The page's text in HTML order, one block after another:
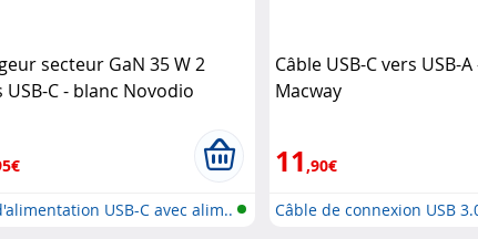
secteur GaN 35 W 2
C - blanc Novodio
USB-C avec alim..
Câble USB-C vers USB-
Macway
11,90€
Câble de connexion USB